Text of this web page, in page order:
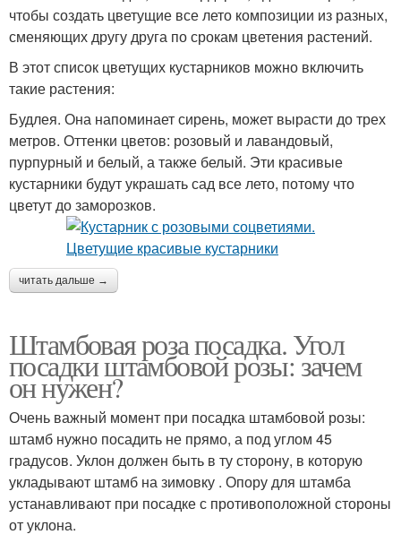
чтобы создать цветущие все лето композиции из разных,
сменяющих другу друга по срокам цветения растений.
В этот список цветущих кустарников можно включить
такие растения:
Будлея. Она напоминает сирень, может вырасти до трех
метров. Оттенки цветов: розовый и лавандовый,
пурпурный и белый, а также белый. Эти красивые
кустарники будут украшать сад все лето, потому что
цветут до заморозков.
читать дальше →
Штамбовая роза посадка. Угол
посадки штамбовой розы: зачем
он нужен?
Очень важный момент при посадка штамбовой розы:
штамб нужно посадить не прямо, а под углом 45
градусов. Уклон должен быть в ту сторону, в которую
укладывают штамб на зимовку . Опору для штамба
устанавливают при посадке с противоположной стороны
от уклона.